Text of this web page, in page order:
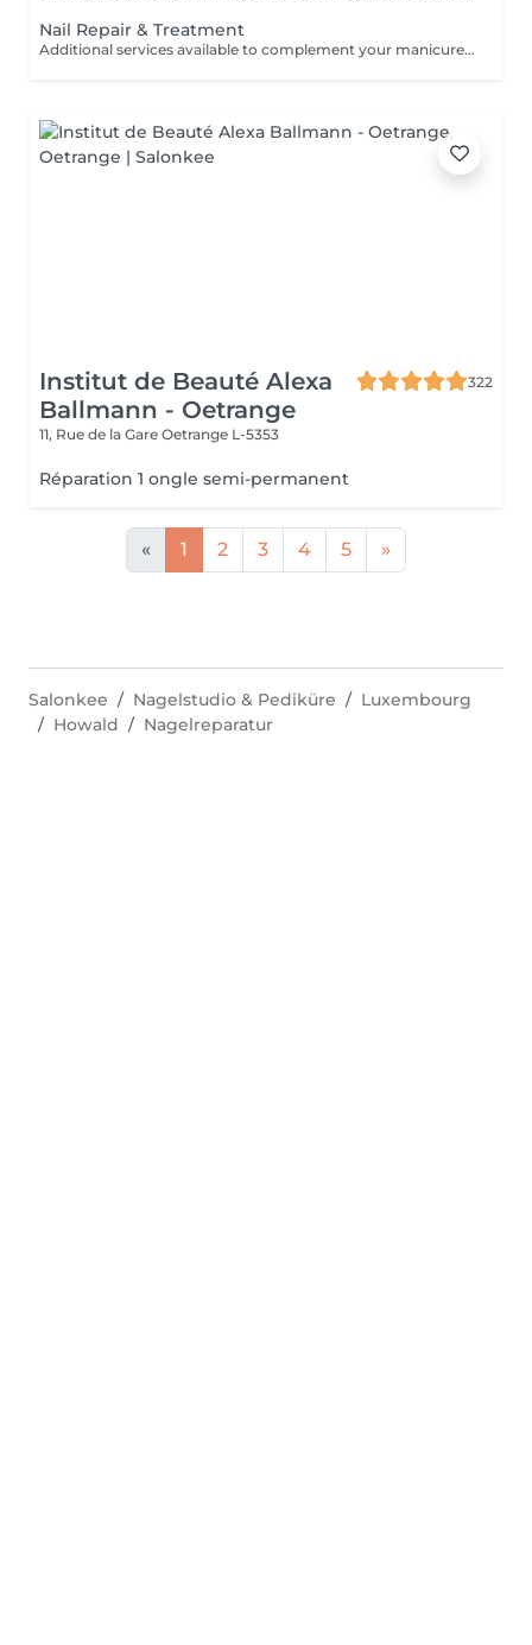
Nail Repair & Treatment
Additional services available to complement your manicure or as standalone treatments. Nail Repair per nail (during service) Minor repair of a single nail (small crack, local damage or broken nail). This option can be added multiple times if more than one nail requires repair. Charged at 3€ per nail for Manicure with Gel Polish services. Nail Repair per nail (walk-in) Repair of one nail without manicure or polish application. Suitable for clients booking a repair only. Onycholysis Treatment per nail Targeted care for nails affected by onycholysis. Performed without polish to support healthy nail recovery. IBX Nail Repair System Professional nail treatment designed to strengthen and restore natural nails. Can be booked alone or combined with gel removal for deeper repair. Gel Polish Removal Gentle and careful removal of gel polish.
Institut de Beauté Alexa
Ballmann - Oetrange
322
11, Rue de la Gare Oetrange L-5353
Réparation 1 ongle semi-permanent
« 1 2 3 4 5 »
Salonkee Nagelstudio & Pediküre
Luxembourg
Howald
Nagelreparatur